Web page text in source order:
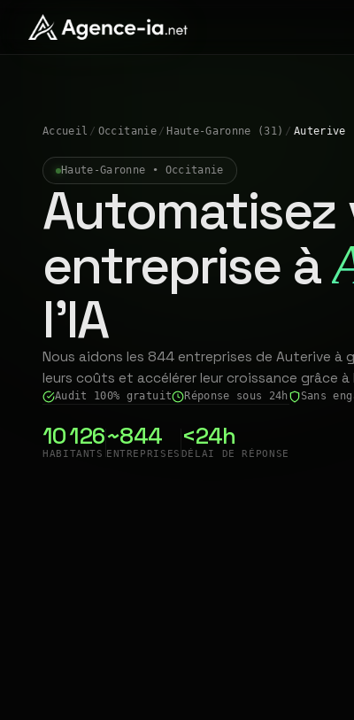
Accueil / Occitanie / Haute-Garonne (31) / Auterive
Haute-Garonne • Occitanie
Automatisez
entreprise à
l'IA
Nous aidons les 844 entreprises de Auterive à
leurs coûts et accélérer leur croissance grâce
Audit 100% gratuit Réponse sous 24h Sans
10 126
HABITANTS
~844
ENTREPRISES
<24h
DÉLAI DE RÉPONSE